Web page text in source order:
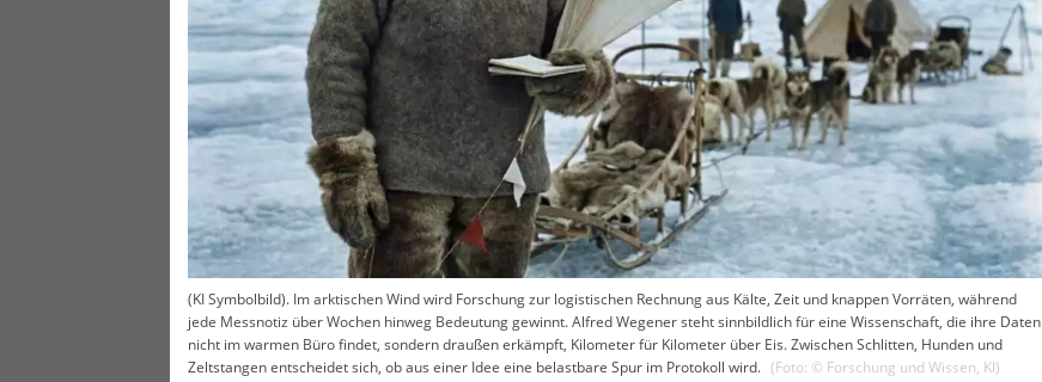
(KI Symbolbild). Im arktischen Wind wird Forschung zur logistischen Rechnung aus Kälte, Zeit und knappen Vorräten, während
jede Messnotiz über Wochen hinweg Bedeutung gewinnt. Alfred Wegener steht sinnbildlich für eine Wissenschaft, die ihre Daten
nicht im warmen Büro findet, sondern draußen erkämpft, Kilometer für Kilometer über Eis. Zwischen Schlitten, Hunden und
Zeltstangen entscheidet sich, ob aus einer Idee eine belastbare Spur im Protokoll wird. (Foto: © Forschung und Wissen, KI)